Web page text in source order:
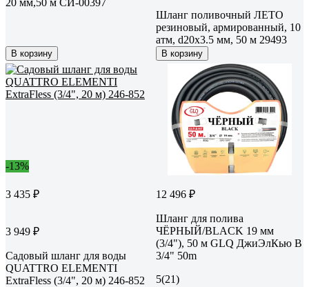
В корзину
Шланг поливочный ЛЕТО
резиновый, армированный, 10
атм, d20x3.5 мм, 50 м 29493
В корзину
-13%
3 435 ₽
3 949 ₽
Садовый шланг для воды
QUATTRO ELEMENTI
ExtraFless (3/4", 20 м) 246-852
12 496 ₽
Шланг для полива
ЧЁРНЫЙ/BLACK 19 мм
(3/4"), 50 м GLQ ДжиЭлКью B
3/4" 50m
5(21)